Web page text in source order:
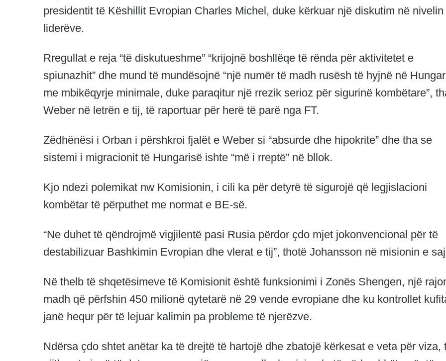
presidentit të Këshillit Evropian Charles Michel, duke kërkuar një diskutim në nivelin
liderëve.
Rregullat e reja “të diskutueshme” “krijojnë boshllëqe të rënda për aktivitetet e
spiunazhit” dhe mund të mundësojnë “një numër të madh rusësh të hyjnë në
me mbikëqyrje minimale, duke paraqitur një rrezik serioz për sigurinë kombëtare”,
Weber në letrën e tij, të raportuar për herë të parë nga FT.
Zëdhënësi i Orban i përshkroi fjalët e Weber si “absurde dhe hipokrite” dhe tha se
sistemi i migracionit të Hungarisë ishte “më i rreptë” në bllok.
Kjo ndezi polemikat nw Komisionin, i cili ka për detyrë të sigurojë që legjislacioni
kombëtar të përputhet me normat e BE-së.
“Ne duhet të qëndrojmë vigjilentë pasi Rusia përdor çdo mjet jokonvencional për të
destabilizuar Bashkimin Evropian dhe vlerat e tij”, thotë Johansson në misionin e
Në thelb të shqetësimeve të Komisionit është funksionimi i Zonës Shengen, një
madh që përfshin 450 milionë qytetarë në 29 vende evropiane dhe ku kontrollet
janë hequr për të lejuar kalimin pa probleme të njerëzve.
Ndërsa çdo shtet anëtar ka të drejtë të hartojë dhe zbatojë kërkesat e veta për viza,